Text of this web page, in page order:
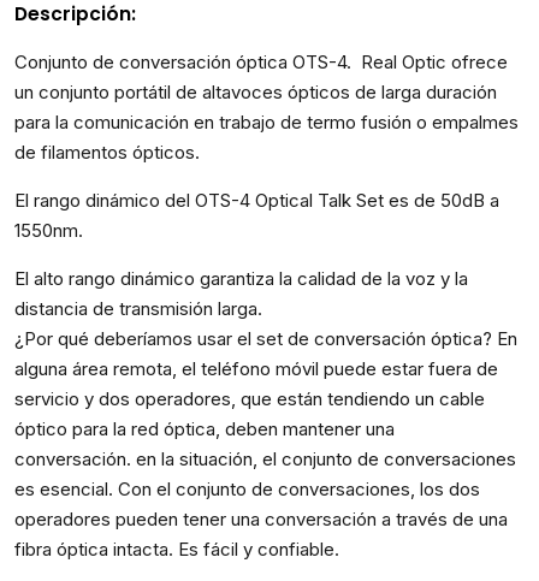
Descripción:
Conjunto de conversación óptica OTS-4. Real Optic ofrece
un conjunto portátil de altavoces ópticos de larga duración
para la comunicación en trabajo de termo fusión o empalmes
de filamentos ópticos.
El rango dinámico del OTS-4 Optical Talk Set es de 50dB a
1550nm.
El alto rango dinámico garantiza la calidad de la voz y la
distancia de transmisión larga.
¿Por qué deberíamos usar el set de conversación óptica? En
alguna área remota, el teléfono móvil puede estar fuera de
servicio y dos operadores, que están tendiendo un cable
óptico para la red óptica, deben mantener una
conversación. en la situación, el conjunto de conversaciones
es esencial. Con el conjunto de conversaciones, los dos
operadores pueden tener una conversación a través de una
fibra óptica intacta. Es fácil y confiable.